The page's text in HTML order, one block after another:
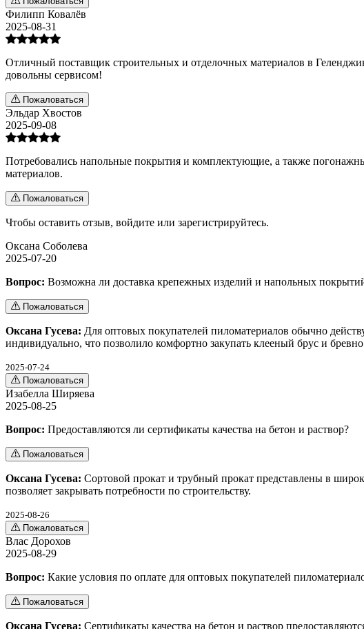
Филипп Ковалёв
2025-08-31
Отличный поставщик строительных и отделочных материалов в
довольны сервисом!
Пожаловаться
Эльдар Хвостов
2025-09-08
Потребовались напольные покрытия и комплектующие, а также
материалов.
Пожаловаться
Чтобы оставить отзыв, войдите или зарегистрируйтесь.
Оксана Соболева
2025-07-20
Вопрос: Возможна ли доставка крепежных изделий и напольных
Пожаловаться
Оксана Гусева: Для оптовых покупателей пиломатериалов обычно
индивидуально, что позволило комфортно закупать клееный брус и
2025-07-24
Пожаловаться
Изабелла Ширяева
2025-08-25
Вопрос: Предоставляются ли сертификаты качества на бетон и раствор?
Пожаловаться
Оксана Гусева: Сортовой прокат и трубный прокат представлены в
позволяет закрывать потребности по строительству.
2025-08-26
Пожаловаться
Влас Дорохов
2025-08-29
Вопрос: Какие условия по оплате для оптовых покупателей
Пожаловаться
Оксана Гусева: Сертификаты качества на бетон и раствор